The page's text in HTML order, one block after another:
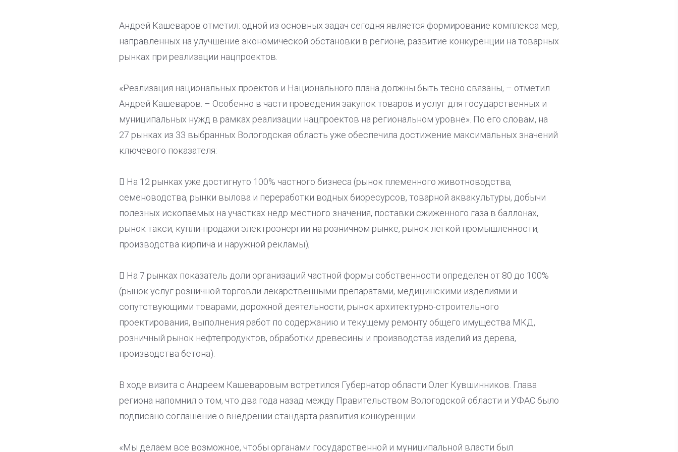
Андрей Кашеваров отметил: одной из основных задач сегодня является формирование комплекса мер,
направленных на улучшение экономической обстановки в регионе, развитие конкуренции на товарных
рынках при реализации нацпроектов.
«Реализация национальных проектов и Национального плана должны быть тесно связаны, – отметил
Андрей Кашеваров. – Особенно в части проведения закупок товаров и услуг для государственных и
муниципальных нужд в рамках реализации нацпроектов на региональном уровне». По его словам, на
27 рынках из 33 выбранных Вологодская область уже обеспечила достижение максимальных значений
ключевого показателя:
 На 12 рынках уже достигнуто 100% частного бизнеса (рынок племенного животноводства,
семеноводства, рынки вылова и переработки водных биоресурсов, товарной аквакультуры, добычи
полезных ископаемых на участках недр местного значения, поставки сжиженного газа в баллонах,
рынок такси, купли-продажи электроэнергии на розничном рынке, рынок легкой промышленности,
производства кирпича и наружной рекламы);
 На 7 рынках показатель доли организаций частной формы собственности определен от 80 до 100%
(рынок услуг розничной торговли лекарственными препаратами, медицинскими изделиями и
сопутствующими товарами, дорожной деятельности, рынок архитектурно-строительного
проектирования, выполнения работ по содержанию и текущему ремонту общего имущества МКД,
розничный рынок нефтепродуктов, обработки древесины и производства изделий из дерева,
производства бетона).
В ходе визита с Андреем Кашеваровым встретился Губернатор области Олег Кувшинников. Глава
региона напомнил о том, что два года назад между Правительством Вологодской области и УФАС было
подписано соглашение о внедрении стандарта развития конкуренции.
«Мы делаем все возможное, чтобы органами государственной и муниципальной власти был